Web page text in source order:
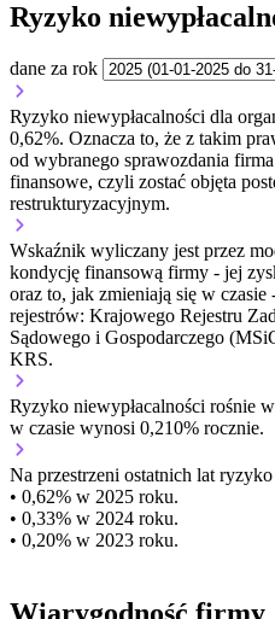
Ryzyko
dane za rok
Ryzyko niewypłacalności dla
0,62%. Oznacza to, że z takim
od wybranego sprawozdania
finansowe, czyli zostać objęta
restrukturyzacyjnym.
Wskaźnik wyliczany jest przez
kondycję finansową firmy - jej
oraz to, jak zmieniają się w czasie
rejestrów: Krajowego Rejestru
Sądowego i Gospodarczego
KRS.
Ryzyko niewypłacalności rośnie
w czasie wynosi 0,210% rocznie.
Na przestrzeni ostatnich lat
• 0,62% w 2025 roku.
• 0,33% w 2024 roku.
• 0,20% w 2023 roku.